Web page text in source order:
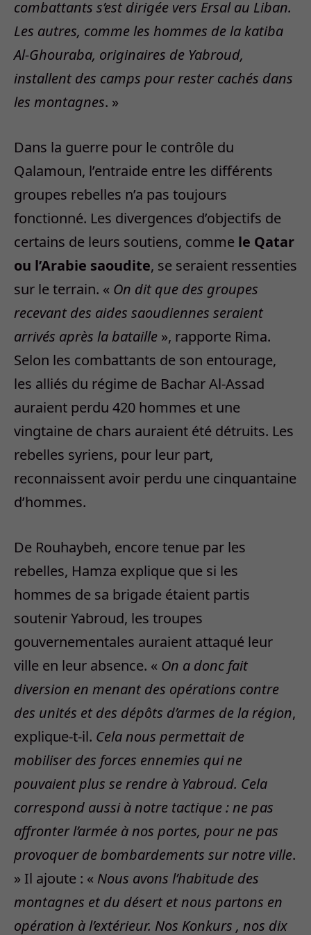
combattants s’est dirigée vers Ersal au Liban.
Les autres, comme les hommes de la katiba
Al-Ghouraba, originaires de Yabroud,
installent des camps pour rester cachés dans
les montagnes. »
Dans la guerre pour le contrôle du
Qalamoun, l’entraide entre les différents
groupes rebelles n’a pas toujours
fonctionné. Les divergences d’objectifs de
certains de leurs soutiens, comme le Qatar
ou l’Arabie saoudite, se seraient ressenties
sur le terrain. « On dit que des groupes
recevant des aides saoudiennes seraient
arrivés après la bataille », rapporte Rima.
Selon les combattants de son entourage,
les alliés du régime de Bachar Al-Assad
auraient perdu 420 hommes et une
vingtaine de chars auraient été détruits. Les
rebelles syriens, pour leur part,
reconnaissent avoir perdu une cinquantaine
d’hommes.
De Rouhaybeh, encore tenue par les
rebelles, Hamza explique que si les
hommes de sa brigade étaient partis
soutenir Yabroud, les troupes
gouvernementales auraient attaqué leur
ville en leur absence. « On a donc fait
diversion en menant des opérations contre
des unités et des dépôts d’armes de la région,
explique-t-il. Cela nous permettait de
mobiliser des forces ennemies qui ne
pouvaient plus se rendre à Yabroud. Cela
correspond aussi à notre tactique : ne pas
affronter l’armée à nos portes, pour ne pas
provoquer de bombardements sur notre ville.
» Il ajoute : « Nous avons l’habitude des
montagnes et du désert et nous partons en
opération à l’extérieur. Nos Konkurs , nos dix